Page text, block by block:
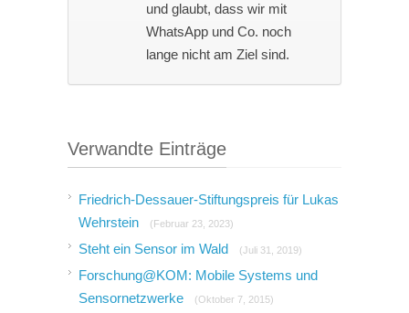
und glaubt, dass wir mit
WhatsApp und Co. noch
lange nicht am Ziel sind.
Verwandte Einträge
Friedrich-Dessauer-Stiftungspreis für Lukas
Wehrstein
(Februar 23, 2023)
Steht ein Sensor im Wald (Juli 31, 2019)
Forschung@KOM: Mobile Systems und
Sensornetzwerke
(Oktober 7, 2015)